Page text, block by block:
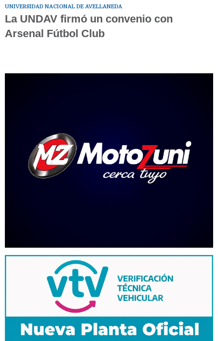
UNIVERSIDAD NACIONAL DE AVELLANEDA
La UNDAV firmó un convenio con
Arsenal Fútbol Club